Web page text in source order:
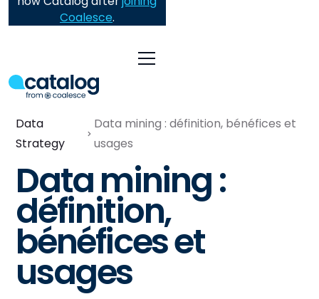
Coalesce.
Data
Strategy
Data mining : définition, bénéfices et
usages
Data mining :
définition,
bénéfices et
usages